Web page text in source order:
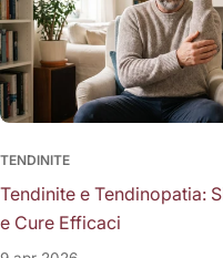
TENDINITE
Tendinite e Tendinopatia:
e Cure Efficaci